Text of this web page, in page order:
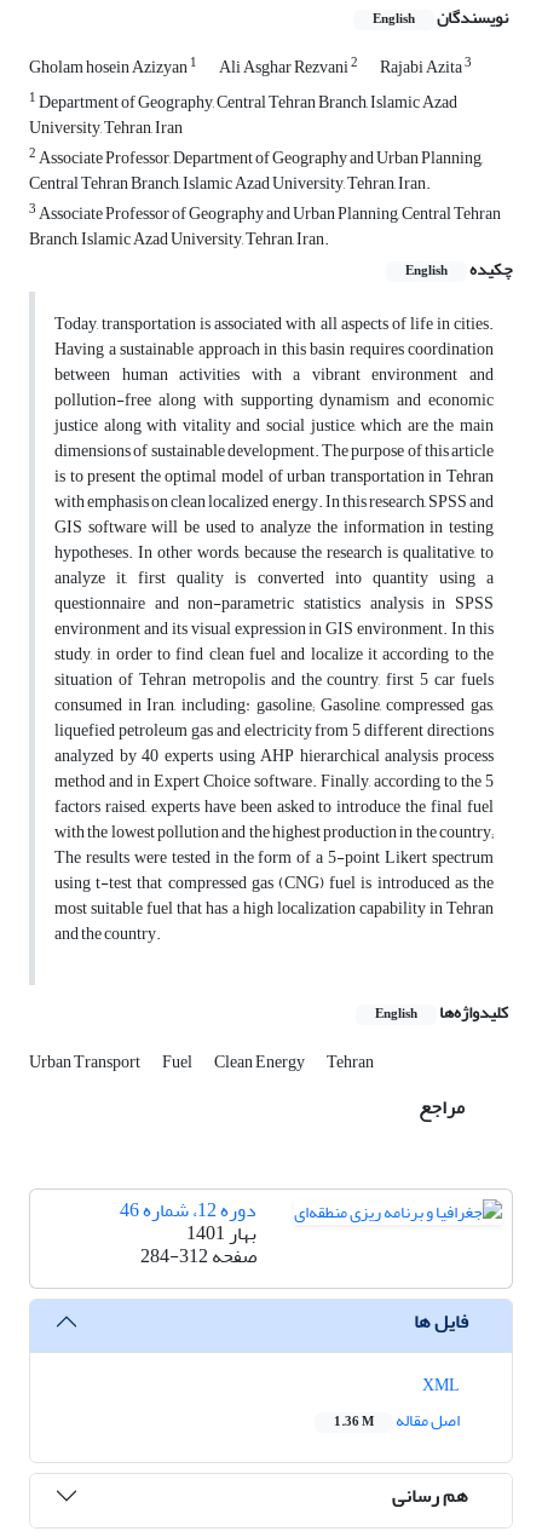
نویسندگان English
Gholam hosein Azizyan1 Ali Asghar Rezvani2 Rajabi Azita3
1Department of Geography, Central Tehran Branch, Islamic Azad
University, Tehran, Iran
2Associate Professor, Department of Geography and Urban Planning,
Central Tehran Branch, Islamic Azad University, Tehran, Iran.
3Associate Professor of Geography and Urban Planning, Central Tehran
Branch, Islamic Azad University, Tehran, Iran.
چکیده
English
Today, transportation is associated with all aspects of life in cities.
Having a sustainable approach in this basin requires coordination
between human activities with a vibrant environment and
pollution-free along with supporting dynamism and economic
justice along with vitality and social justice, which are the main
dimensions of sustainable development. The purpose of this article
is to present the optimal model of urban transportation in Tehran
with emphasis on clean localized energy. In this research, SPSS and
GIS software will be used to analyze the information in testing
hypotheses. In other words, because the research is qualitative, to
analyze it, first quality is converted into quantity using a
questionnaire and non-parametric statistics analysis in SPSS
environment and its visual expression in GIS environment. In this
study, in order to find clean fuel and localize it according to the
situation of Tehran metropolis and the country, first 5 car fuels
consumed in Iran, including: gasoline; Gasoline, compressed gas,
liquefied petroleum gas and electricity from 5 different directions
analyzed by 40 experts using AHP hierarchical analysis process
method and in Expert Choice software. Finally, according to the 5
factors raised, experts have been asked to introduce the final fuel
with the lowest pollution and the highest production in the country;
The results were tested in the form of a 5-point Likert spectrum
using t-test that compressed gas (CNG) fuel is introduced as the
most suitable fuel that has a high localization capability in Tehran
and the country.
کلیدواژه‌ها English
Urban Transport Fuel Clean Energy Tehran
مراجع
دوره 12، شماره 46
بهار 1401
صفحه284-312
فایل ها
اصل مقاله
1.36 M
هم رسانی